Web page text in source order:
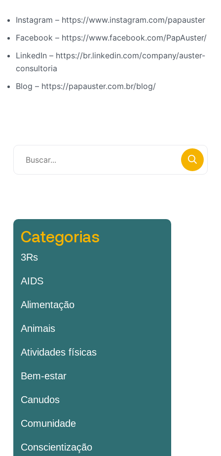
Instagram – https://www.instagram.com/papauster
Facebook – https://www.facebook.com/PapAuster/
LinkedIn – https://br.linkedin.com/company/auster-
consultoria
Blog – https://papauster.com.br/blog/
Categorias
3Rs
AIDS
Alimentação
Animais
Atividades físicas
Bem-estar
Canudos
Comunidade
Conscientização